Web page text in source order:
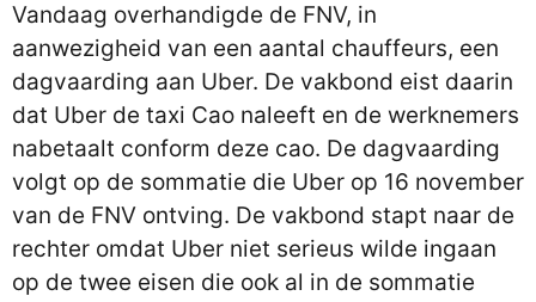
Vandaag overhandigde de FNV, in
aanwezigheid van een aantal chauffeurs, een
dagvaarding aan Uber. De vakbond eist daarin
dat Uber de taxi Cao naleeft en de werknemers
nabetaalt conform deze cao. De dagvaarding
volgt op de sommatie die Uber op 16 november
van de FNV ontving. De vakbond stapt naar de
rechter omdat Uber niet serieus wilde ingaan
op de twee eisen die ook al in de sommatie